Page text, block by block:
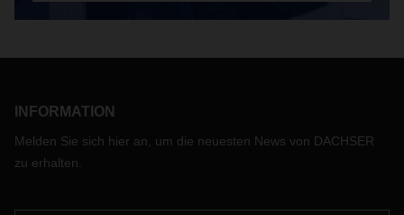
INFORMATION
Melden Sie sich hier an, um die neuesten News von DACHSER
zu erhalten.